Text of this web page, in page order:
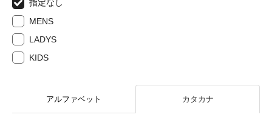
指定なし
MENS
LADYS
KIDS
アルファベット カタカナ